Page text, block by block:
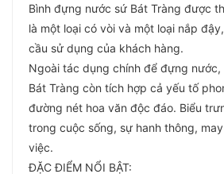
Bình đựng nước sứ Bát Tràng được
là một loại có vòi và một loại nắp
cầu sử dụng của khách hàng.
Ngoài tác dụng chính để đựng
Bát Tràng còn tích hợp cả yếu tố
đường nét hoa văn độc đáo. Biểu
trong cuộc sống, sự hanh thông,
việc.
ĐẶC ĐIỂM NỔI BẬT: